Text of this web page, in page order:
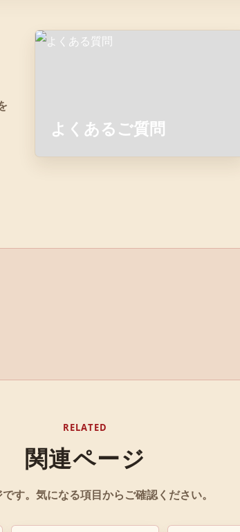
よくあるご質問
RELATED
関連ページ
す。気になる項目からご確認ください。